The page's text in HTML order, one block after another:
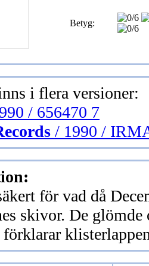
Betyg:
i flera versioner:
/ 656470 7
/ 1990 /
för vad då
skivor. De